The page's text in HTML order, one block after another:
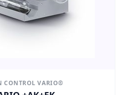
CONTROL VARIO®